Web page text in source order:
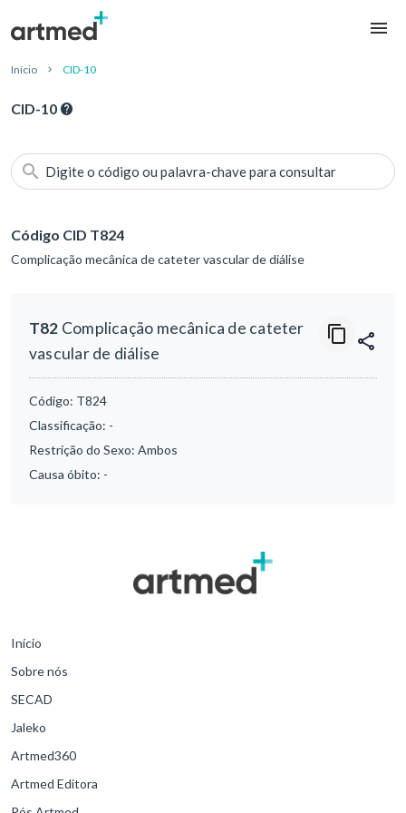
Início CID-10
CID-10
Digite o código ou palavra-chave para consultar
Código CID T824
Complicação mecânica de cateter vascular de diálise
T82 Complicação mecânica de cateter
vascular de diálise
Código: T824
Classificação: -
Restrição do Sexo: Ambos
Causa óbito: -
Início
Sobre nós
SECAD
Jaleko
Artmed360
Artmed Editora